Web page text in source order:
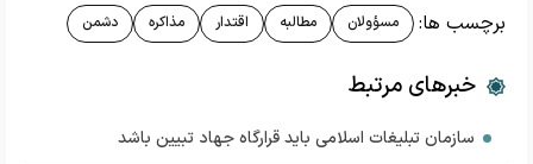
برچسب ها: مسؤولان مطالبه اقتدار مذاکره دشمن
خبرهای مرتبط
سازمان تبلیغات اسلامی باید قرارگاه جهاد تبیین باشد